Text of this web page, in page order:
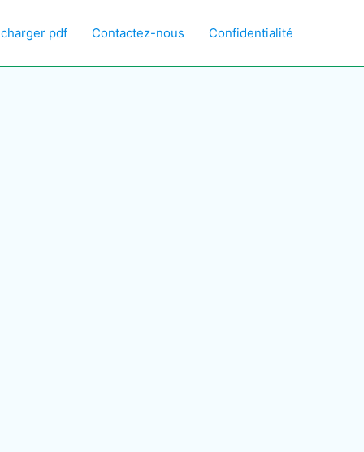
pdf Contactez-nous Confidentialité